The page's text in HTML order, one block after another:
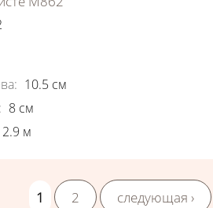
: 10.5 см
: 8 см
2.9 м
1
2 следующая ›